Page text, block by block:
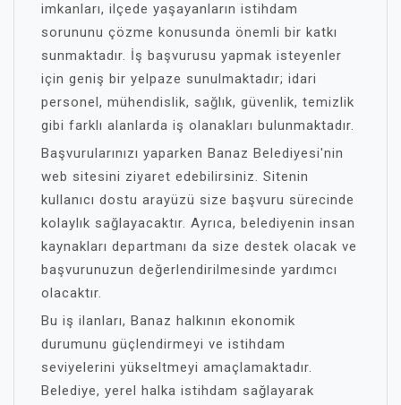
imkanları, ilçede yaşayanların istihdam
sorununu çözme konusunda önemli bir katkı
sunmaktadır. İş başvurusu yapmak isteyenler
için geniş bir yelpaze sunulmaktadır; idari
personel, mühendislik, sağlık, güvenlik, temizlik
gibi farklı alanlarda iş olanakları bulunmaktadır.
Başvurularınızı yaparken Banaz Belediyesi'nin
web sitesini ziyaret edebilirsiniz. Sitenin
kullanıcı dostu arayüzü size başvuru sürecinde
kolaylık sağlayacaktır. Ayrıca, belediyenin insan
kaynakları departmanı da size destek olacak ve
başvurunuzun değerlendirilmesinde yardımcı
olacaktır.
Bu iş ilanları, Banaz halkının ekonomik
durumunu güçlendirmeyi ve istihdam
seviyelerini yükseltmeyi amaçlamaktadır.
Belediye, yerel halka istihdam sağlayarak